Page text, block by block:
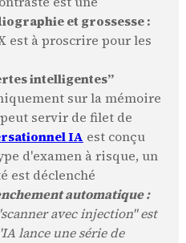
et grossesse :
est à proscrire pour les
intelligentes”
sur la mémoire
servir de filet de
IA est conçu
d'examen à risque, un
est déclenché
automatique :
avec injection" est
lance une série de